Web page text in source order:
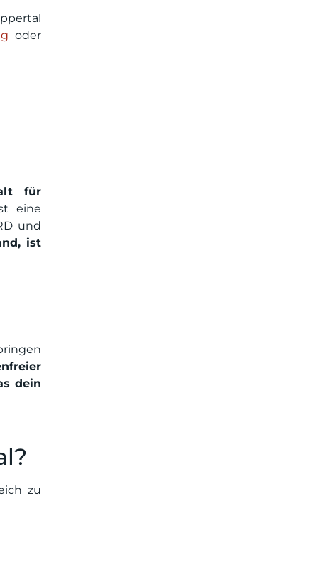
oder
für
eine
und
ist
dein
zu